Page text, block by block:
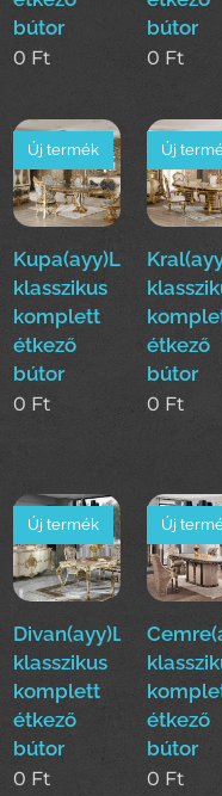
bútor
0 Ft
bútor
0 Ft
Kupa(ayy)Luxus
klasszikus
komplett
étkező
bútor
Új termék
0 Ft
étkező
bútor
Új
0 Ft
Divan(ayy)Luxus
klasszikus
komplett
étkező
bútor
Új termék
0 Ft
étkező
bútor
Új
0 Ft